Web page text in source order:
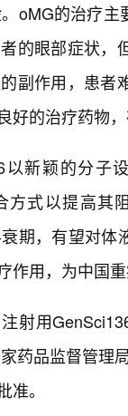
oMG的治疗
的眼部症状
副作用，患
好的治疗药物
以新颖的分子
方式以提高
期，有望对
作用，为中国
射用
药品监督管
。